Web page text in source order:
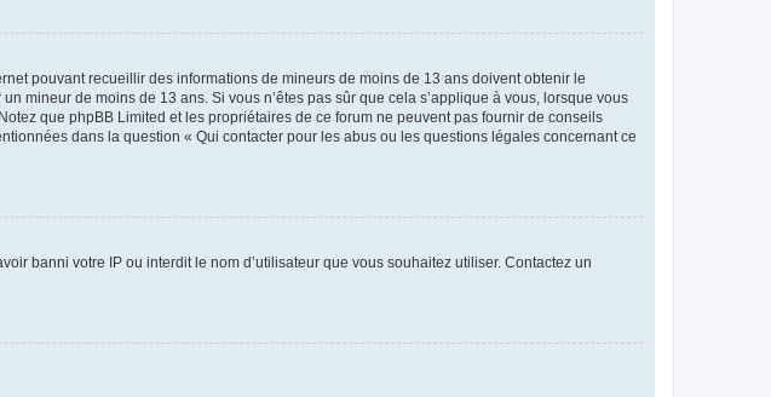
pouvant recueillir des informations de mineurs de moins de 13 ans doivent obtenir le
mineur de moins de 13 ans. Si vous n’êtes pas sûr que cela s’applique à vous, lorsque vous
que phpBB Limited et les propriétaires de ce forum ne peuvent pas fournir de conseils
dans la question « Qui contacter pour les abus ou les questions légales concernant ce
banni votre IP ou interdit le nom d’utilisateur que vous souhaitez utiliser. Contactez un